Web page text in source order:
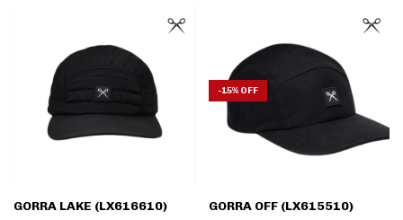
GORRA LAKE (LX616610)
-15% OFF
GORRA OFF (LX615510)